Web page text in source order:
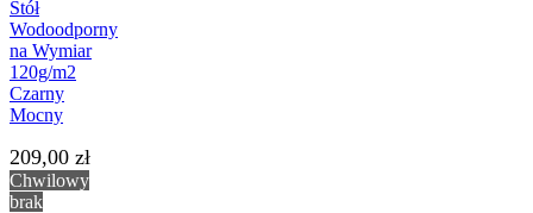
Stół
Wodoodporny
na Wymiar
120g/m2
Czarny
Mocny
209,00 zł
Chwilowy
brak